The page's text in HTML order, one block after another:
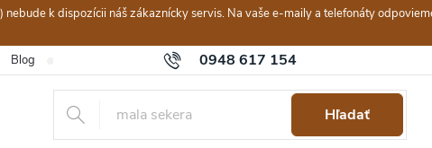
k dispozícii náš zákaznícky servis. Na vaše e-maily a telefonáty
0948 617 154
Blog Hodnotenie obchodu Obchodné podmienky
Hľadať